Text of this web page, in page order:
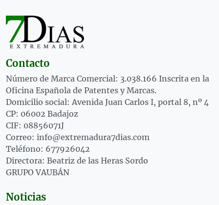
Contacto
Número de Marca Comercial: 3.038.166 Inscrita en la
Oficina Española de Patentes y Marcas.
Domicilio social: Avenida Juan Carlos I, portal 8, nº 4
CP: 06002 Badajoz
CIF: 08856071J
Correo: info@extremadura7dias.com
Teléfono: 677926042
Directora: Beatriz de las Heras Sordo
GRUPO VAUBÁN
Noticias